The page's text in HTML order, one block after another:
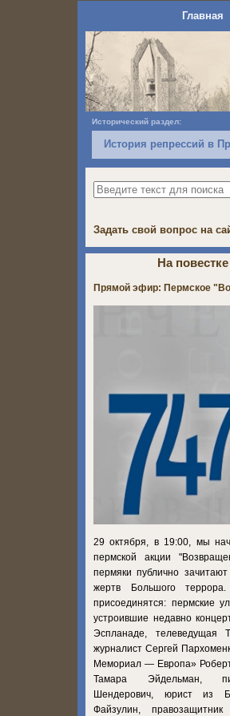
Главная
Исторический раздел:
История репрессий в
Задать свой вопрос на
На
Прямой эфир: Пермское
29 октября, в 19:00, мы
пермской акции
пермяки публично
жертв Большого
присоединятся: пермские
устроившие недавно
Эспланаде, телеведущая
журналист Сергей
Мемориал — Европа»
Тамара Эйдельман,
Шендерович, юрист из
Файзулин,